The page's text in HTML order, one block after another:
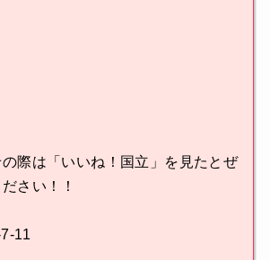
際は「いいね！国立」を見たとぜ
さい！！
11